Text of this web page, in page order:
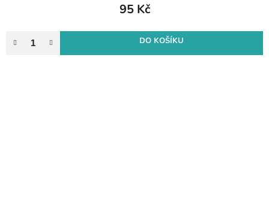
95 Kč
DO KOŠÍKU